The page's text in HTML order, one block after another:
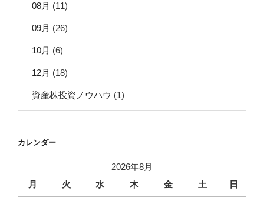
08月 (11)
09月 (26)
10月 (6)
12月 (18)
資産株投資ノウハウ (1)
カレンダー
2026年8月
月
火 水 木 金 土 日